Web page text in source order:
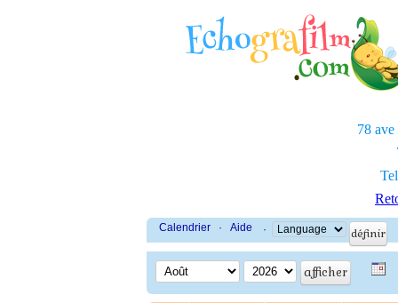
78 ave
Calendrier · Aide ·